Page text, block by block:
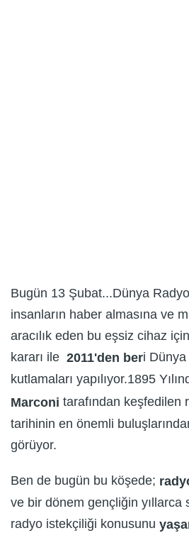
Bugün 13 Şubat...Dünya
insanların haber almasına ve
aracılık eden bu eşsiz cihaz
kararı ile 2011'den beri
kutlamaları yapılıyor.1895
Marconi tarafından keşfedilen
tarihinin en önemli
görüyor.
Ben de bugün bu köşede;
ve bir dönem gençliğin yıllarca
radyo istekçiliği konusunu